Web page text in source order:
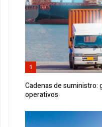
1
Cadenas de
operativos